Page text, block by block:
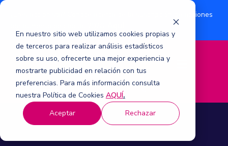
En nuestro sitio web utilizamos cookies propias y
de terceros para realizar análisis estadísticos
sobre su uso, ofrecerte una mejor experiencia y
mostrarte publicidad en relación con tus
preferencias. Para más información consulta
nuestra Política de Cookies AQUÍ.
Aceptar
Rechazar
¿Eres accionista? Conoce acerca de la suscripción de acciones
M
e
n